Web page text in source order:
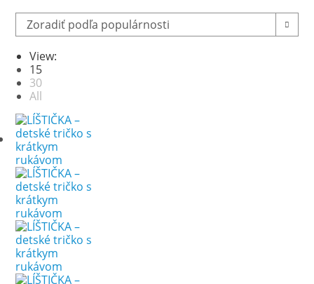
Zoradiť podľa populárnosti
View:
15
30
All